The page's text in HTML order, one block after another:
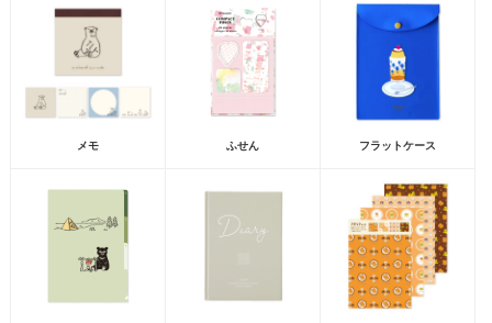
メモ ふせん フラットケース